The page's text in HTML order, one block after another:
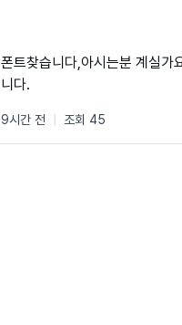
폰트찾습니다,아시는분 계실가
니다.
9시간 전 조회 45